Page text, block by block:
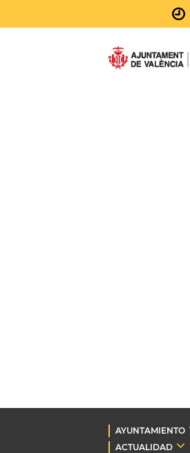
AYUNTAMIENTO
ACTUALIDAD